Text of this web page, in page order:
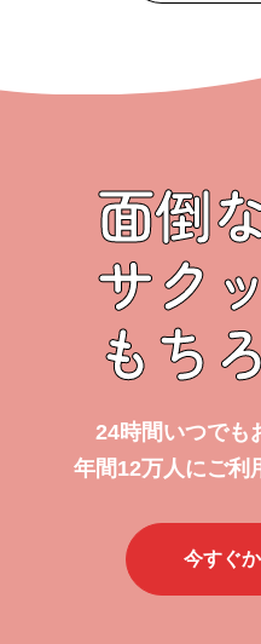
面倒
サク
もち
24時間いつでも
年間12万人にご利
今すぐ